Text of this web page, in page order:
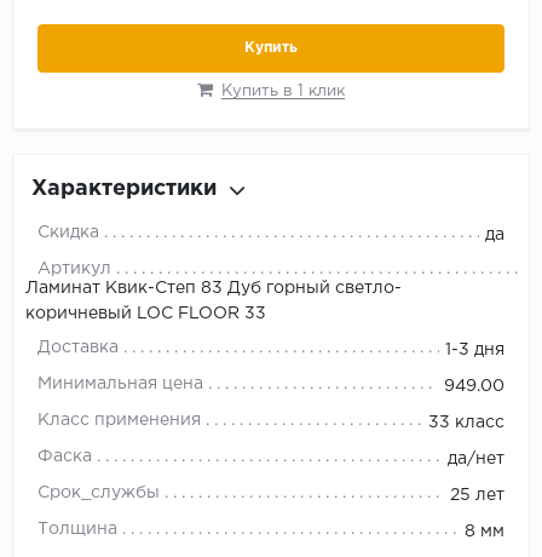
Купить
Купить в 1 клик
Характеристики
Скидка да
Артикул
Ламинат Квик-Степ 83 Дуб горный светло-
коричневый LOC FLOOR 33
Доставка 1-3 дня
Минимальная цена 949.00
Класс применения 33 класс
Фаска да/нет
Срок_службы 25 лет
Толщина 8 мм